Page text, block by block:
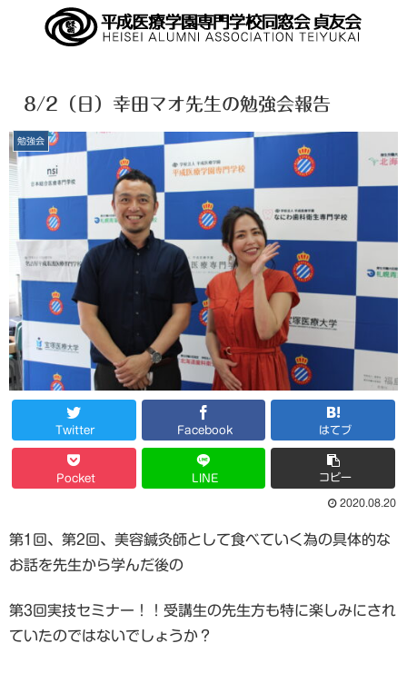
8/2（日）幸田マオ先生の勉強会報告
勉強会
Twitter Facebook はてブ
Pocket LINE コピー
2020.08.20
第1回、第2回、美容鍼灸師として食べていく為の具体的な
お話を先生から学んだ後の
第3回実技セミナー！！受講生の先生方も特に楽しみにされ
ていたのではないでしょうか？